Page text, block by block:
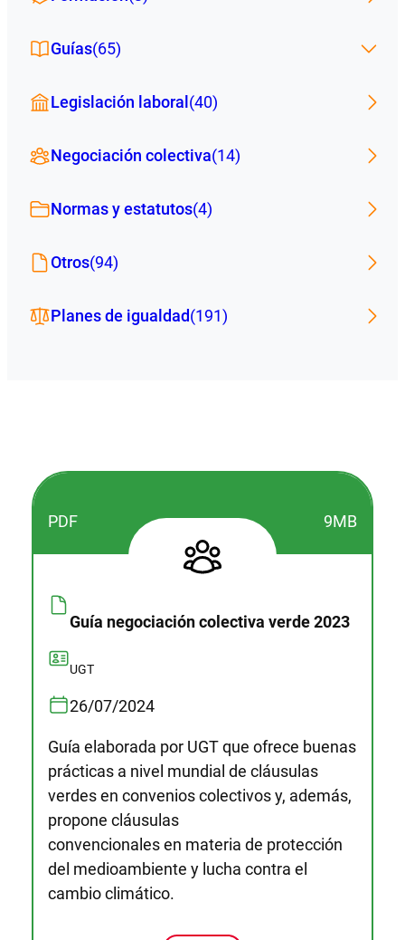
Guías(65)
Legislación laboral (40)
Negociación colectiva(14)
Normas y estatutos(4)
Otros(94)
Planes de igualdad(191)
PDF 9MB
Guía negociación colectiva verde 2023
UGT
26/07/2024
Guía elaborada por UGT que ofrece buenas
prácticas a nivel mundial de cláusulas
verdes en convenios colectivos y, además,
propone cláusulas
convencionales en materia de protección
del medioambiente y lucha contra el
cambio climático.